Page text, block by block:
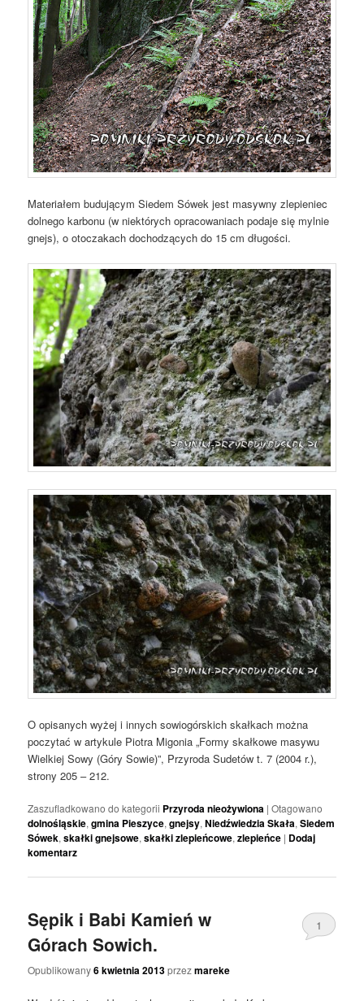
Materiałem budującym Siedem Sówek jest masywny zlepieniec
dolnego karbonu (w niektórych opracowaniach podaje się mylnie
gnejs), o otoczakach dochodzących do 15 cm długości.
O opisanych wyżej i innych sowiogórskich skałkach można
poczytać w artykule Piotra Migonia „Formy skałkowe masywu
Wielkiej Sowy (Góry Sowie)”, Przyroda Sudetów t. 7 (2004 r.),
strony 205 – 212.
Zaszufladkowano do kategorii Przyroda nieożywiona |Otagowano
dolnośląskie,gmina Pieszyce,gnejsy,Niedźwiedzia Skała,Siedem
Sówek,skałki gnejsowe,skałki zlepieńcowe,zlepieńce | Dodaj
komentarz
Sępik i Babi Kamień w
Górach Sowich.
Opublikowany6 kwietnia 2013przezmareke
1